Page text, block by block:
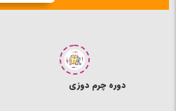
دوره تعمیر